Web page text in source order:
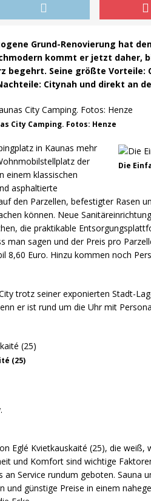
Grund-Renovierung hat
kommt er jetzt daher,
begehrt. Seine größte Vorteile:
Citynah und direkt an
City Camping. Fotos: Henze
Die
in Kaunas mehr
der
einem klassischen
asphaltierte
den Parzellen, befestigter Rasen
können. Neue
die praktikable
man sagen und der Preis pro
8,60 Euro. Hinzu kommen noch
trotz seiner exponierten Stadt-
er ist rund um die Uhr mit
(25)
Eglé Kvietkauskaité (25), die weiß,
und Komfort sind wichtige
an Service rundum geboten. Sauna
und günstige Preise in einem